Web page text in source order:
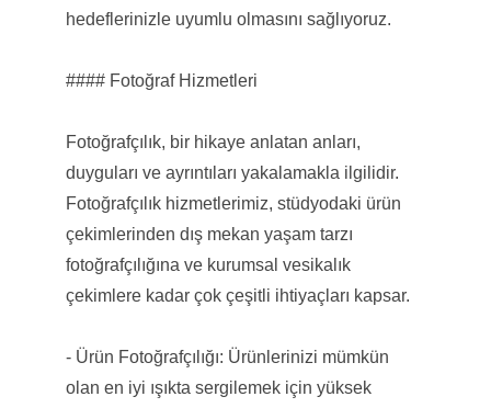
hedeflerinizle uyumlu olmasını sağlıyoruz.
#### Fotoğraf Hizmetleri
Fotoğrafçılık, bir hikaye anlatan anları,
duyguları ve ayrıntıları yakalamakla ilgilidir.
Fotoğrafçılık hizmetlerimiz, stüdyodaki ürün
çekimlerinden dış mekan yaşam tarzı
fotoğrafçılığına ve kurumsal vesikalık
çekimlere kadar çok çeşitli ihtiyaçları kapsar.
- Ürün Fotoğrafçılığı: Ürünlerinizi mümkün
olan en iyi ışıkta sergilemek için yüksek